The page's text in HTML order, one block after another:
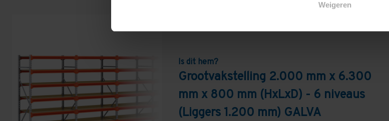
Weigeren
Is dit hem?
Grootvakstelling 2.000 mm x 6.300
mm x 800 mm (HxLxD) - 6 niveaus
(Liggers 1.200 mm) GALVA